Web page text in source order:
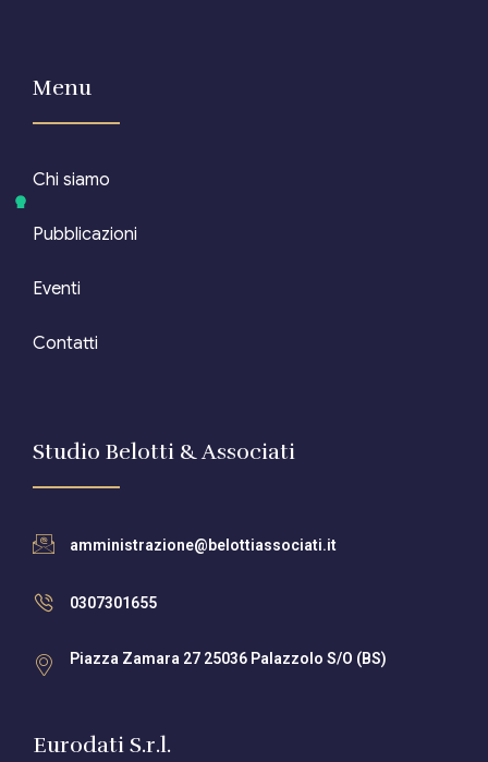
Menu
Chi siamo
Pubblicazioni
Eventi
Contatti
Studio Belotti & Associati
amministrazione@belottiassociati.it
0307301655
Piazza Zamara 27 25036 Palazzolo S/O (BS)
Eurodati S.r.l.